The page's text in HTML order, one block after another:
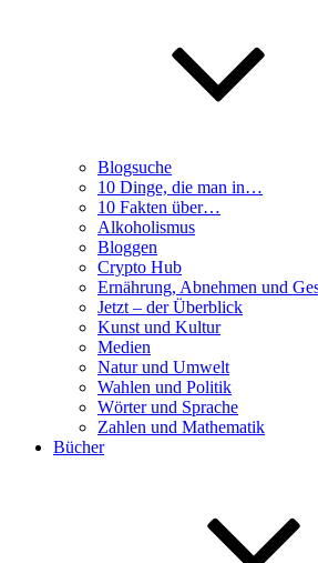
Blogsuche
10 Dinge, die man in…
10 Fakten über…
Alkoholismus
Bloggen
Crypto Hub
Ernährung, Abnehmen und
Jetzt – der Überblick
Kunst und Kultur
Medien
Natur und Umwelt
Wahlen und Politik
Wörter und Sprache
Zahlen und Mathematik
Bücher